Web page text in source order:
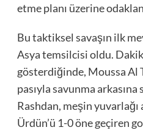
etme planı üzerine
Bu taktiksel savaşın ilk
Asya temsilcisi oldu.
gösterdiğinde, Moussa Al
pasıyla savunma
Rashdan, meşin
Ürdün’ü 1-0 öne geçiren